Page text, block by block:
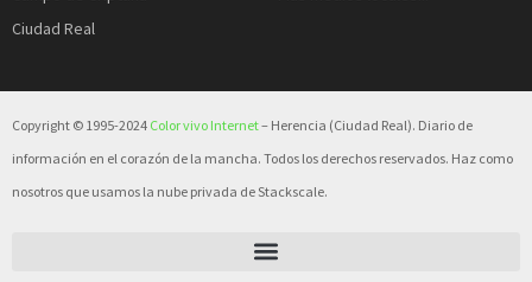
Ciudad Real
Copyright © 1995-2024 Color vivo Internet– Herencia (Ciudad Real). Diario de
información en el corazón de la mancha. Todos los derechos reservados. Haz como
nosotros que usamos la nube privada de Stackscale.